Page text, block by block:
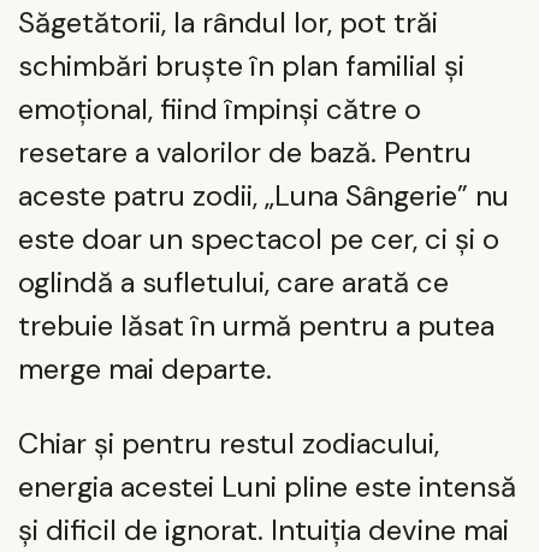
Săgetătorii, la rândul lor, pot trăi
schimbări bruște în plan familial și
emoțional, fiind împinși către o
resetare a valorilor de bază. Pentru
aceste patru zodii, „Luna Sângerie” nu
este doar un spectacol pe cer, ci și o
oglindă a sufletului, care arată ce
trebuie lăsat în urmă pentru a putea
merge mai departe.
Chiar și pentru restul zodiacului,
energia acestei Luni pline este intensă
și dificil de ignorat. Intuiția devine mai